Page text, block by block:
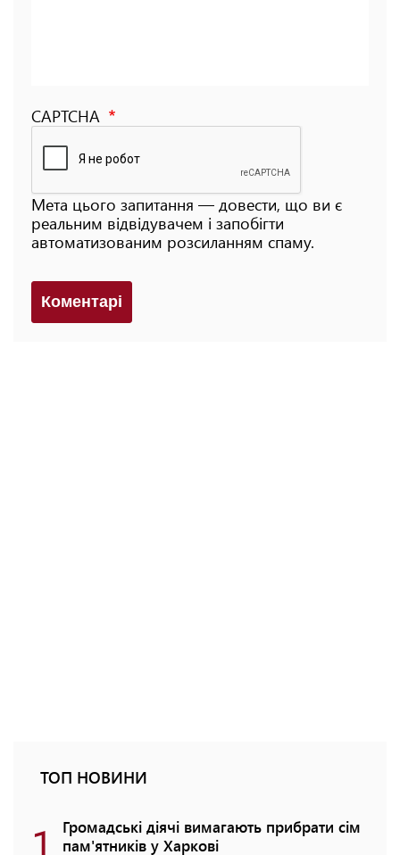
CAPTCHA
Мета цього запитання — довести, що ви є
реальним відвідувачем і запобігти
автоматизованим розсиланням спаму.
Коментарi
ТОП НОВИНИ
1
Громадські діячі вимагають прибрати сім
пам'ятників у Харкові